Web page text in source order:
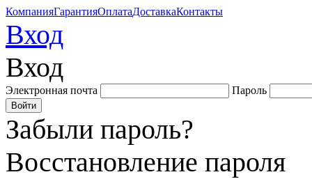
КомпанияГарантияОплатаДоставкаКонтакты
Вход
Вход
Электронная почта Пароль
Забыли пароль?
Восстановление пароля